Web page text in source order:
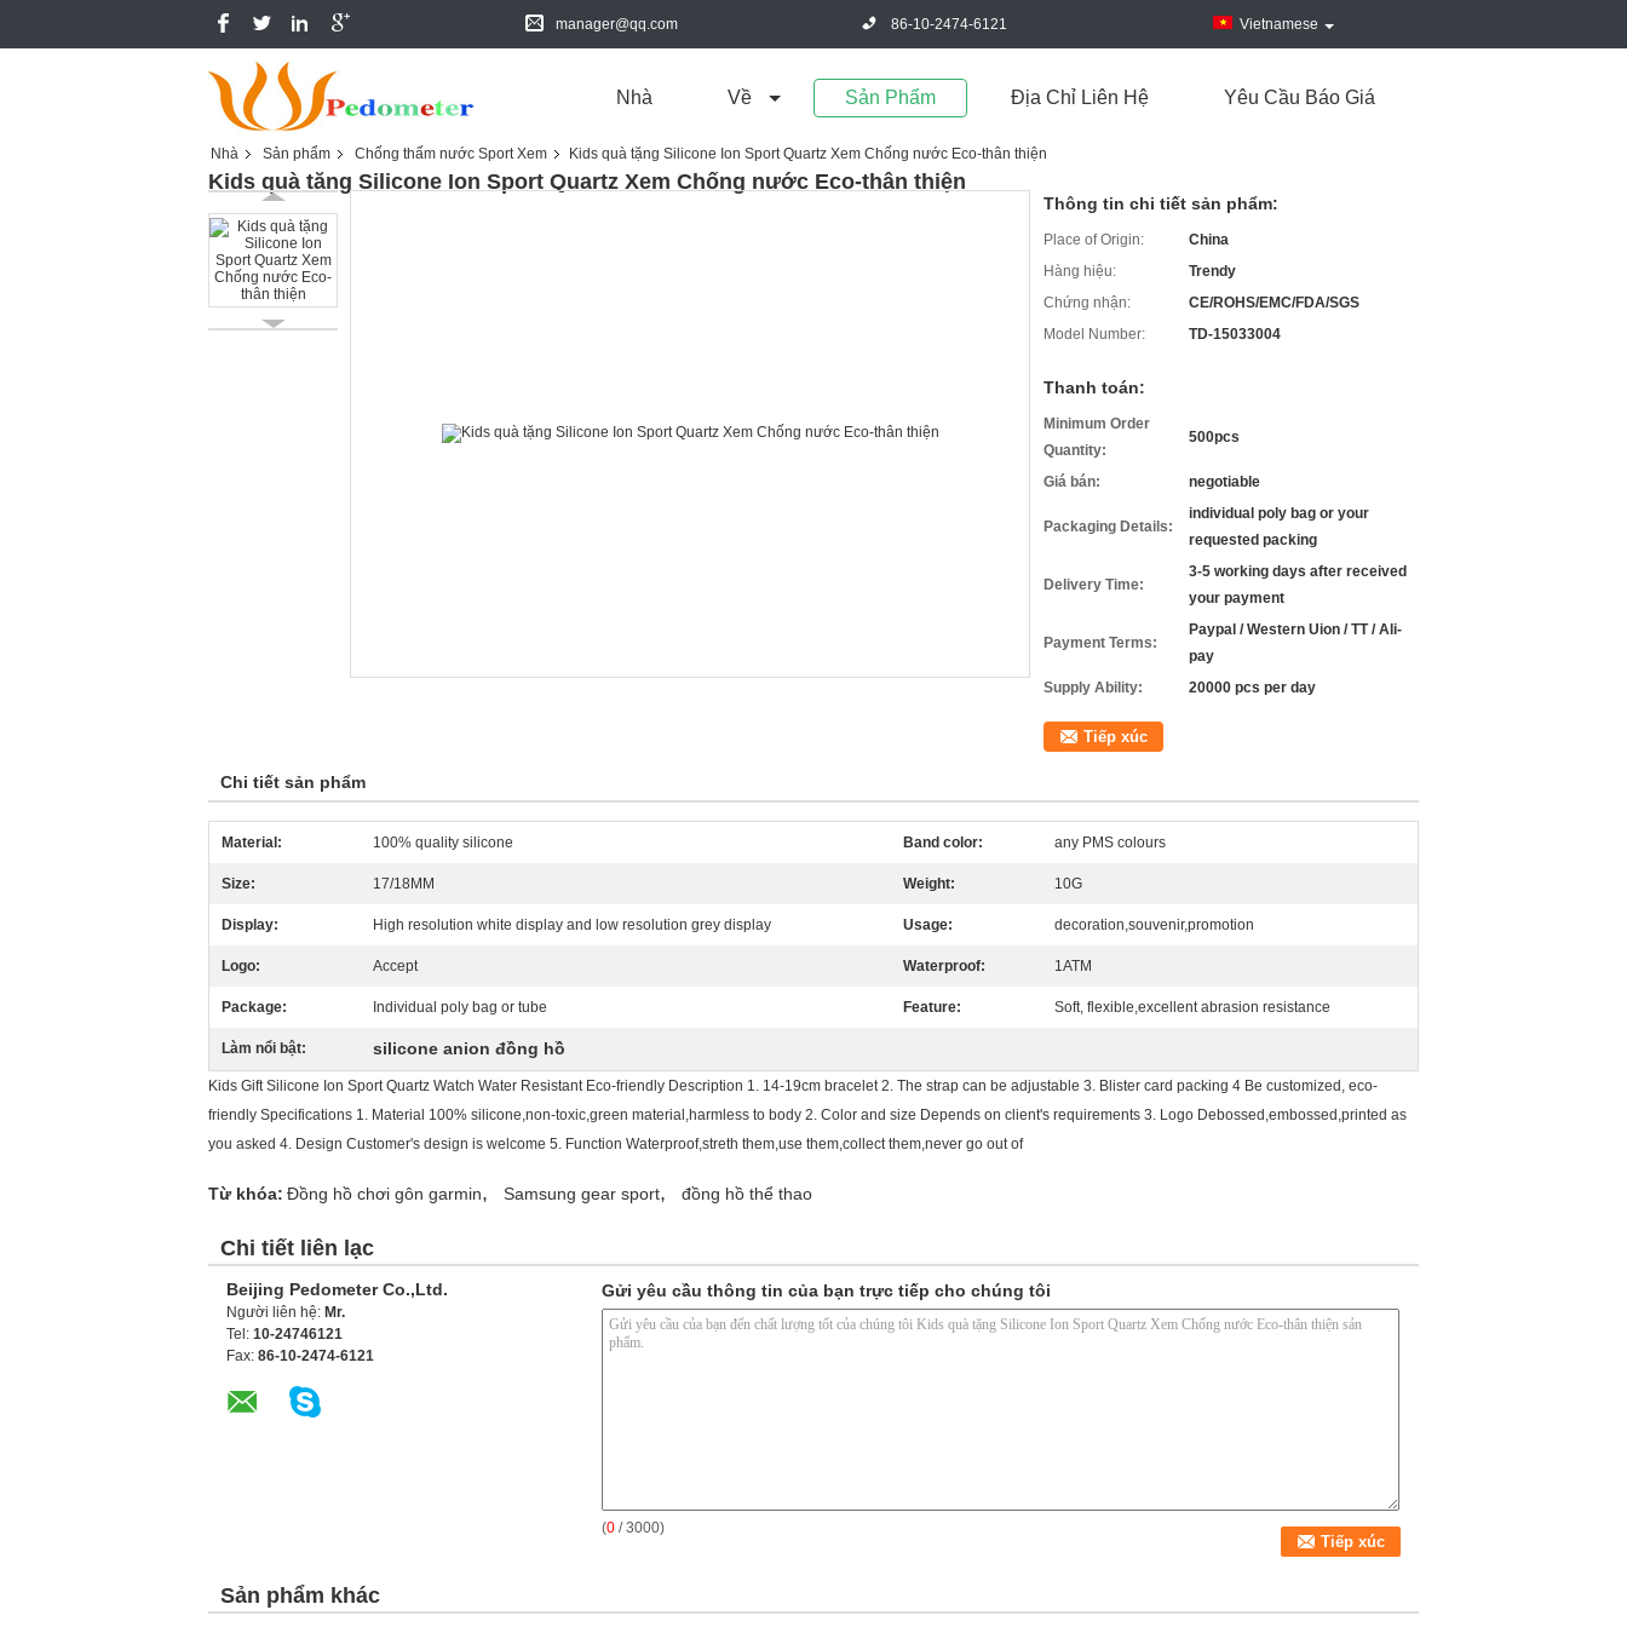
manager@qq.com 86-10-2474-6121 Vietnamese
Nhà Về Sản Phẩm Địa Chỉ Liên Hệ Yêu Cầu Báo Giá
Nhà Sản phẩm Chống thấm nước Sport Xem Kids quà tặng Silicone Ion Sport Quartz Xem Chống nước Eco-thân thiện
Kids quà tặng Silicone Ion Sport Quartz Xem Chống nước Eco-thân thiện
Thông tin chi tiết sản phẩm:
Place of Origin:
China
Hàng hiệu:
Trendy
Chứng nhận:
CE/ROHS/EMC/FDA/SGS
Model Number:
TD-15033004
Thanh toán:
Minimum Order
Quantity:
500pcs
Giá bán: negotiable
Packaging Details:
individual poly bag or your
requested packing
Delivery Time:
3-5 working days after received
your payment
Payment Terms:
Paypal / Western Uion / TT / Ali-
pay
Supply Ability:
20000 pcs per day
Tiếp xúc
Chi tiết sản phẩm
Material: 100% quality silicone Band color: any PMS colours
Size: 17/18MM Weight: 10G
Display: High resolution white display and low resolution grey display Usage: decoration,souvenir,promotion
Logo: Accept Waterproof: 1ATM
Package: Individual poly bag or tube Feature: Soft, flexible,excellent abrasion resistance
Làm nổi bật: silicone anion đồng hồ
Kids Gift Silicone Ion Sport Quartz Watch Water Resistant Eco-friendly Description 1. 14-19cm bracelet 2. The strap can be adjustable 3. Blister card packing 4 Be customized, eco-
friendly Specifications 1. Material 100% silicone,non-toxic,green material,harmless to body 2. Color and size Depends on client's requirements 3. Logo Debossed,embossed,printed as
you asked 4. Design Customer's design is welcome 5. Function Waterproof,streth them,use them,collect them,never go out of
Từ khóa: Đồng hồ chơi gôn garmin, Samsung gear sport, đồng hồ thể thao
Chi tiết liên lạc
Beijing Pedometer Co.,Ltd.
Người liên hệ: Mr.
Tel: 10-24746121
Fax: 86-10-2474-6121
Gửi yêu cầu thông tin của bạn trực tiếp cho chúng tôi
(0 / 3000)
Sản phẩm khác